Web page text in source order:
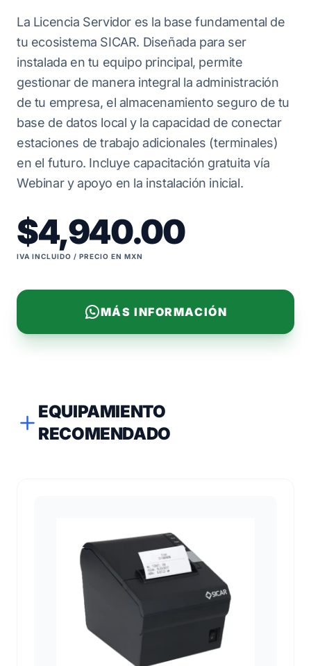
La Licencia Servidor es la base fundamental de
tu ecosistema SICAR. Diseñada para ser
instalada en tu equipo principal, permite
gestionar de manera integral la administración
de tu empresa, el almacenamiento seguro de tu
base de datos local y la capacidad de conectar
estaciones de trabajo adicionales (terminales)
en el futuro. Incluye capacitación gratuita vía
Webinar y apoyo en la instalación inicial.
$4,940.00
IVA INCLUIDO / PRECIO EN MXN
MÁS INFORMACIÓN
EQUIPAMIENTO
RECOMENDADO